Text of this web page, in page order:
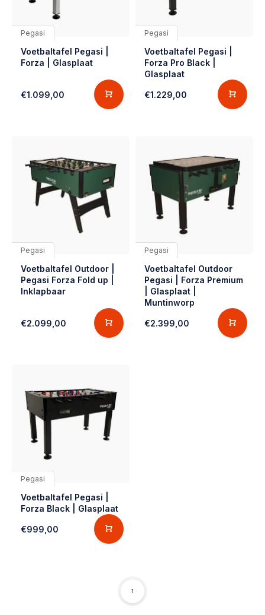
Pegasi
Voetbaltafel Pegasi |
Forza | Glasplaat
€1.099,00
Pegasi
Voetbaltafel Pegasi |
Forza Pro Black |
Glasplaat
€1.229,00
Pegasi
Voetbaltafel Outdoor |
Pegasi Forza Fold up |
Inklapbaar
€2.099,00
Pegasi
Voetbaltafel Outdoor
Pegasi | Forza Premium
| Glasplaat |
Muntinworp
€2.399,00
Pegasi
Voetbaltafel Pegasi |
Forza Black | Glasplaat
€999,00
1